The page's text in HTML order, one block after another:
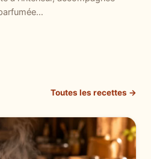
Toutes les recettes →